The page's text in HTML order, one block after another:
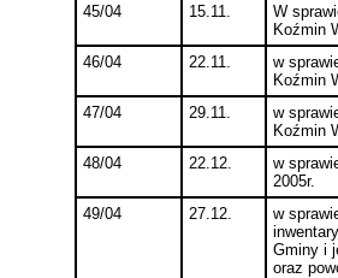
45/04
15.11.
W
Koźmin
46/04
22.11.
w
Koźmin
47/04
29.11.
w
Koźmin
48/04
22.12.
w
2005r.
49/04
27.12.
w
Gminy i
oraz